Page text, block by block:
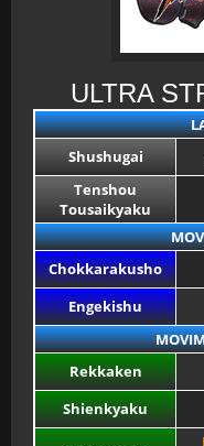
ULTRA
Shushugai
Tenshou
Tousaikyaku
Chokkarakusho
Engekishu
Rekkaken
Shienkyaku